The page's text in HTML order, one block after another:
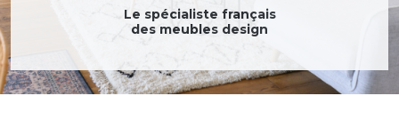
Le spécialiste français
des meubles design